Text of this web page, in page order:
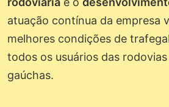
atuação contínua da empresa
melhores condições de
todos os usuários das
gaúchas.